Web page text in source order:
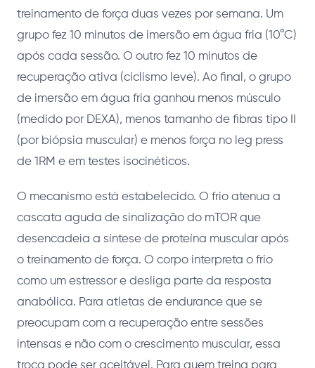
treinamento de força duas vezes por semana. Um
grupo fez 10 minutos de imersão em água fria (10°C)
após cada sessão. O outro fez 10 minutos de
recuperação ativa (ciclismo leve). Ao final, o grupo
de imersão em água fria ganhou menos músculo
(medido por DEXA), menos tamanho de fibras tipo II
(por biópsia muscular) e menos força no leg press
de 1RM e em testes isocinéticos.
O mecanismo está estabelecido. O frio atenua a
cascata aguda de sinalização do mTOR que
desencadeia a síntese de proteína muscular após
o treinamento de força. O corpo interpreta o frio
como um estressor e desliga parte da resposta
anabólica. Para atletas de endurance que se
preocupam com a recuperação entre sessões
intensas e não com o crescimento muscular, essa
troca pode ser aceitável. Para quem treina para